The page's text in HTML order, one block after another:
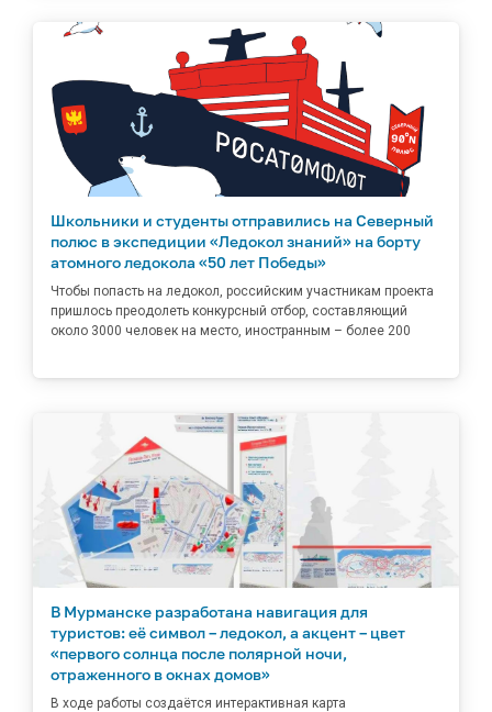
Школьники и студенты отправились на Северный
полюс в экспедиции «Ледокол знаний» на борту
атомного ледокола «50 лет Победы»
Чтобы попасть на ледокол, российским участникам проекта
пришлось преодолеть конкурсный отбор, составляющий
около 3000 человек на место, иностранным – более 200
В Мурманске разработана навигация для
туристов: её символ – ледокол, а акцент – цвет
«первого солнца после полярной ночи,
отраженного в окнах домов»
В ходе работы создаётся интерактивная карта